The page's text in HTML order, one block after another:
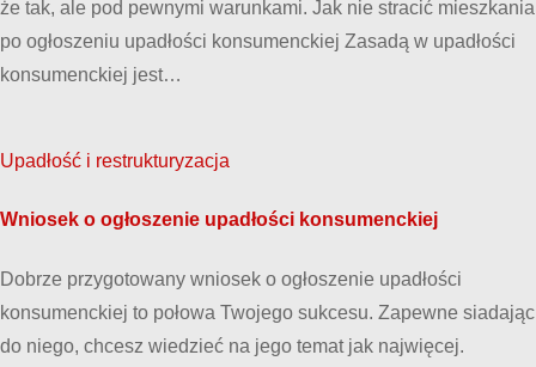
że tak, ale pod pewnymi warunkami. Jak nie stracić mieszkania
po ogłoszeniu upadłości konsumenckiej Zasadą w upadłości
konsumenckiej jest…
Upadłość i restrukturyzacja
Wniosek o ogłoszenie upadłości konsumenckiej
Dobrze przygotowany wniosek o ogłoszenie upadłości
konsumenckiej to połowa Twojego sukcesu. Zapewne siadając
do niego, chcesz wiedzieć na jego temat jak najwięcej.